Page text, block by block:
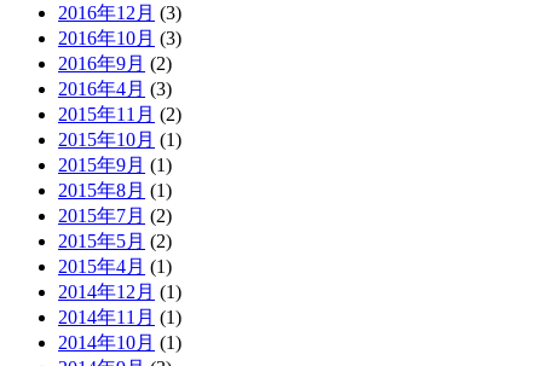
2016年12月 (3)
2016年10月 (3)
2016年9月 (2)
2016年4月 (3)
2015年11月 (2)
2015年10月 (1)
2015年9月 (1)
2015年8月 (1)
2015年7月 (2)
2015年5月 (2)
2015年4月 (1)
2014年12月 (1)
2014年11月 (1)
2014年10月 (1)